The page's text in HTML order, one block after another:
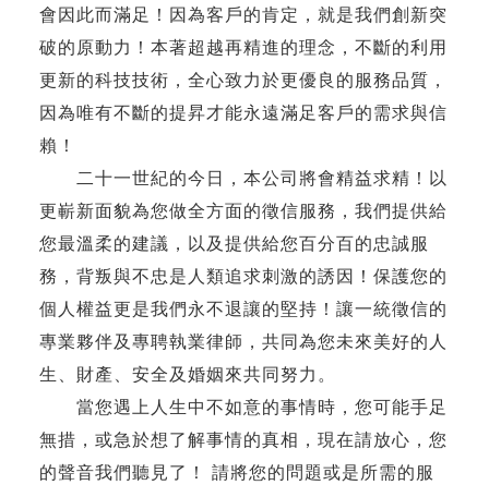
會因此而滿足！因為客戶的肯定，就是我們創新突
破的原動力！本著超越再精進的理念，不斷的利用
更新的科技技術，全心致力於更優良的服務品質，
因為唯有不斷的提昇才能永遠滿足客戶的需求與信
賴！
二十一世紀的今日，本公司將會精益求精！以
更嶄新面貌為您做全方面的徵信服務，我們提供給
您最溫柔的建議，以及提供給您百分百的忠誠服
務，背叛與不忠是人類追求刺激的誘因！保護您的
個人權益更是我們永不退讓的堅持！讓一統徵信的
專業夥伴及專聘執業律師，共同為您未來美好的人
生、財產、安全及婚姻來共同努力。
當您遇上人生中不如意的事情時，您可能手足
無措，或急於想了解事情的真相，現在請放心，您
的聲音我們聽見了！ 請將您的問題或是所需的服